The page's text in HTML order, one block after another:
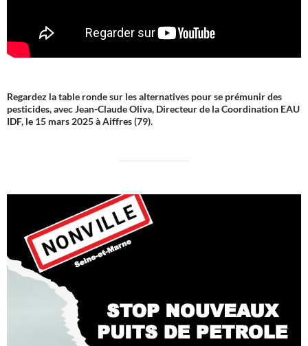
Regardez la table ronde sur les alternatives pour se prémunir des
pesticides, avec Jean-Claude Oliva, Directeur de la Coordination EAU
IDF, le 15 mars 2025 à Aiffres (79).